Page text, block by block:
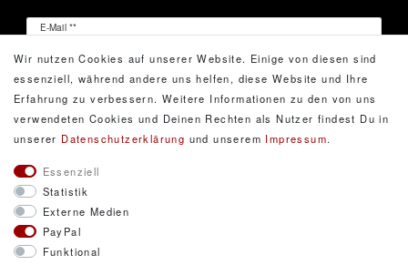
E-Mail **
Newsletter
Hiermit bestätige ich, dass ich die
Daten­schutz­erklärung
gelesen habe. Meine Einwilligung kann ich jederzeit
widerrufen.**
Wir nutzen Cookies auf unserer Website. Einige von diesen sind
essenziell, während andere uns helfen, diese Website und Ihre
Erfahrung zu verbessern. Weitere Informationen zu den von uns
verwendeten Cookies und Deinen Rechten als Nutzer findest Du in
unserer Daten­schutz­erklärung und unserem Impressum.
Essenziell
Statistik
Externe Medien
PayPal
Funktional